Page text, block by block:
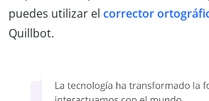
puedes utilizar el corrector
Quillbot.